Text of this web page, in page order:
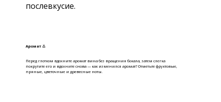
послевкусие.
Аромат 👃
Перед глотком вдохните аромат вина без вращения бокала, затем слегка
покрутите его и вдохните снова — как изменился аромат? Отметьте фруктовые,
пряные, цветочные и древесные ноты.